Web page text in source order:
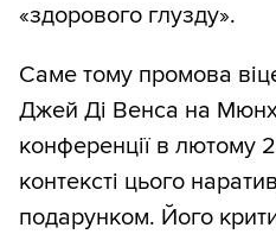
«здорового глузду».
Саме тому промова
Джей Ді Венса на
конференції в лютому
контексті цього
подарунком. Його